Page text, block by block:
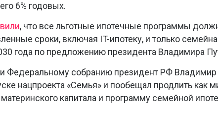
6% годовых.
, что все льготные ипотечные программы
сроки, включая IT-ипотеку, и только
года по предложению президента Владимира
Федеральному собранию президент РФ Владимир
нацпроекта «Семья» и пообещал продлить как
капитала и программу семейной